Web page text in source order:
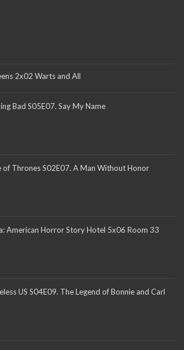
2x02 Warts and All
Bad S05E07. Say My Name
of Thrones S02E07. A Man Without Honor
American Horror Story Hotel 5x06 Room 33
US S04E09. The Legend of Bonnie and Carl